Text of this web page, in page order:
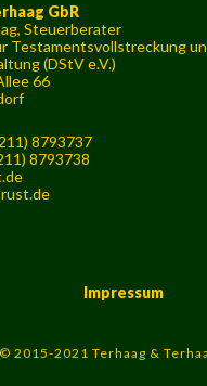
GbR
Steuerberater
Testamentsvollstreckung
(DStV e.V.)
66
8793737
8793738
Impressum
© 2015-2021 Terhaag &